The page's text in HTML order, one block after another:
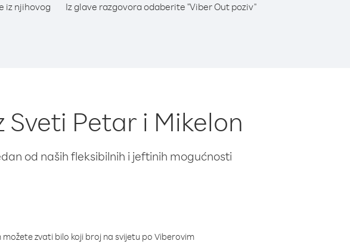
iz njihovog
Iz glave razgovora odaberite "Viber Out poziv"
Sveti Petar i Mikelon
od naših fleksibilnih i jeftinih mogućnosti
zvati bilo koji broj na svijetu po Viberovim